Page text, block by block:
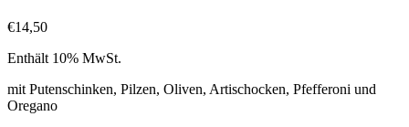
€14,50
Enthält 10% MwSt.
mit Putenschinken, Pilzen, Oliven, Artischocken, Pfefferoni und
Oregano